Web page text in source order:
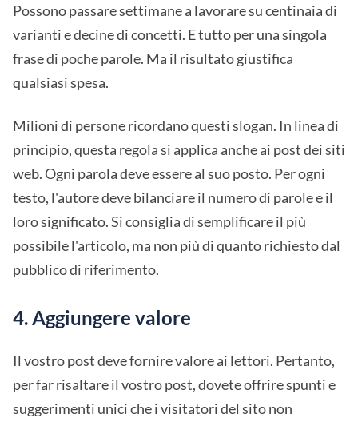
Possono passare settimane a lavorare su centinaia di
varianti e decine di concetti. E tutto per una singola
frase di poche parole. Ma il risultato giustifica
qualsiasi spesa.
Milioni di persone ricordano questi slogan. In linea di
principio, questa regola si applica anche ai post dei siti
web. Ogni parola deve essere al suo posto. Per ogni
testo, l'autore deve bilanciare il numero di parole e il
loro significato. Si consiglia di semplificare il più
possibile l'articolo, ma non più di quanto richiesto dal
pubblico di riferimento.
4. Aggiungere valore
Il vostro post deve fornire valore ai lettori. Pertanto,
per far risaltare il vostro post, dovete offrire spunti e
suggerimenti unici che i visitatori del sito non